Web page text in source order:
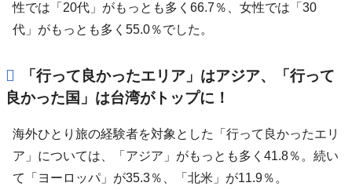
性では「20代」がもっとも多く66.7％、女性では「30
代」がもっとも多く55.0％でした。
「行って良かったエリア」はアジア、「行って
良かった国」は台湾がトップに！
海外ひとり旅の経験者を対象とした「行って良かったエリ
ア」については、「アジア」がもっとも多く41.8％。続い
て「ヨーロッパ」が35.3％、「北米」が11.9％。